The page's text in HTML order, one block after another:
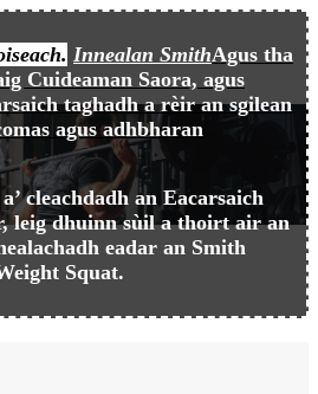
Innealan SmithAgus tha
Cuideaman Saora, agus
taghadh a rèir an sgilean
agus adhbharan
cleachdadh an Eacarsaich
leig dhuinn sùil a thoirt air an
eadar an Smith
Squat.